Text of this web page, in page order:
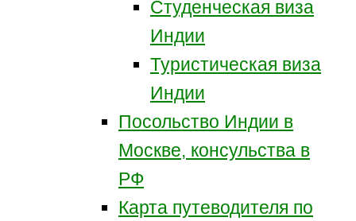
Студенческая виза
Индии
Туристическая виза
Индии
Посольство Индии в
Москве, консульства в
РФ
Карта путеводителя по